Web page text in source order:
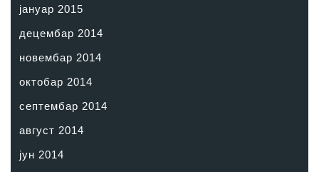
јануар 2015
децембар 2014
новембар 2014
октобар 2014
септембар 2014
август 2014
јун 2014